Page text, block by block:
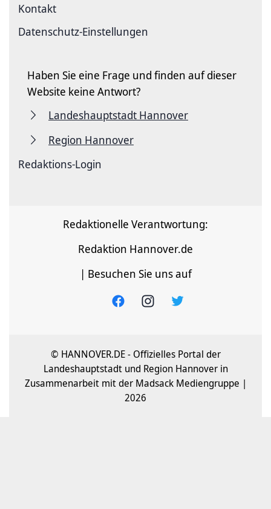
Kontakt
Datenschutz-Einstellungen
Haben Sie eine Frage und finden auf dieser
Website keine Antwort?
Landeshauptstadt Hannover
Region Hannover
Redaktions-Login
Redaktionelle Verantwortung:
Redaktion Hannover.de
| Besuchen Sie uns auf
© HANNOVER.DE - Offizielles Portal der
Landeshauptstadt und Region Hannover in
Zusammenarbeit mit der Madsack Mediengruppe |
2026